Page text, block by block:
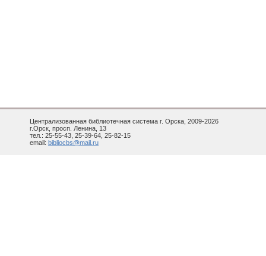
Централизованная библиотечная система г. Орска, 2009-2026
г.Орск, просп. Ленина, 13
тел.: 25-55-43, 25-39-64, 25-82-15
email: bibliocbs@mail.ru